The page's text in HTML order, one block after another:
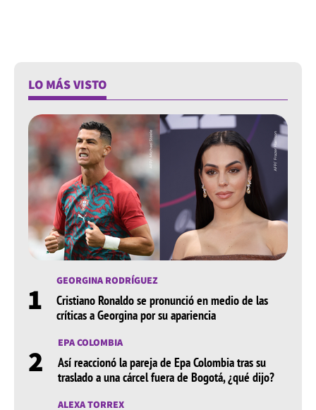
LO MÁS VISTO
1 GEORGINA RODRÍGUEZ
Cristiano Ronaldo se pronunció en medio de las
críticas a Georgina por su apariencia
2 EPA COLOMBIA
Así reaccionó la pareja de Epa Colombia tras su
traslado a una cárcel fuera de Bogotá, ¿qué dijo?
ALEXA TORREX